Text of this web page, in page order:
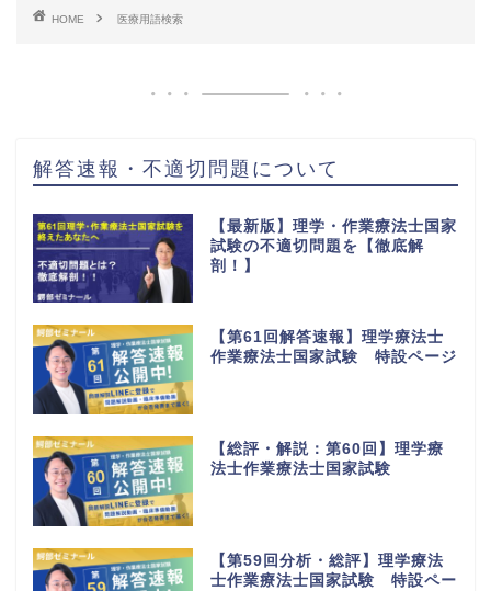
HOME 医療用語検索
解答速報・不適切問題について
【最新版】理学・作業療法士国家
試験の不適切問題を【徹底解
剖！】
【第61回解答速報】理学療法士
作業療法士国家試験 特設ページ
【総評・解説：第60回】理学療
法士作業療法士国家試験
【第59回分析・総評】理学療法
士作業療法士国家試験 特設ペー